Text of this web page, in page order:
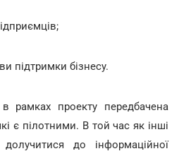
підтримки бізнесу.
рамках проекту передбачена
є пілотними. В той час як інші
до інформаційної